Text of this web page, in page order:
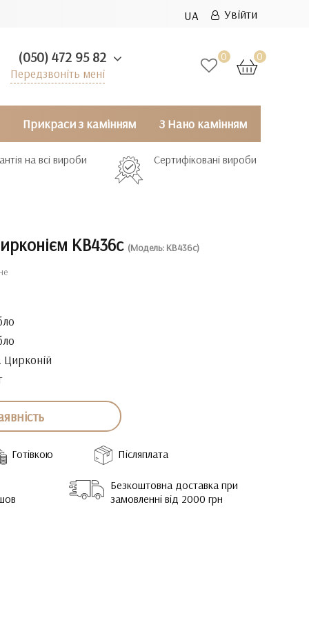
UA Увійти
0 0
(050) 472 95 82
Передзвоніть мені
Прикраси з камінням З Нано камінням
на всі вироби Сертифіковані вироби
КВ436с (Модель: КВ436с)
Цирконій
Готівкою Післяплата
Безкоштовна доставка при
замовленні від 2000 грн